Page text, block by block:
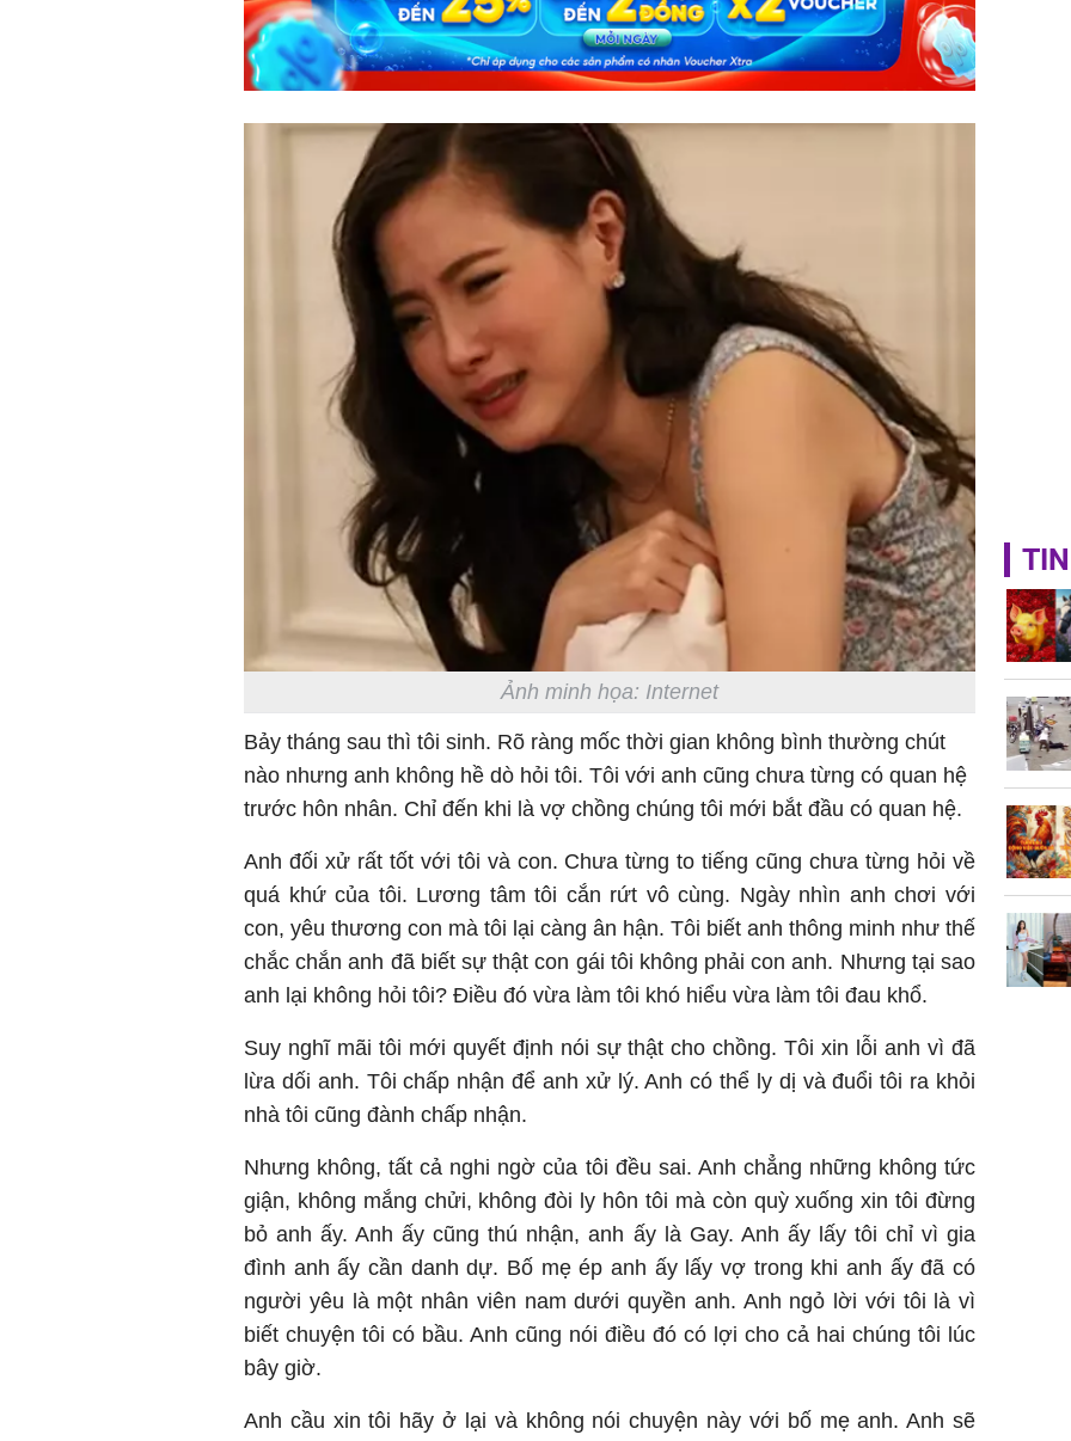
Ảnh minh họa: Internet
Bảy tháng sau thì tôi sinh. Rõ ràng mốc thời gian không bình thường chút
nào nhưng anh không hề dò hỏi tôi. Tôi với anh cũng chưa từng có quan hệ
trước hôn nhân. Chỉ đến khi là vợ chồng chúng tôi mới bắt đầu có quan hệ.
Anh đối xử rất tốt với tôi và con. Chưa từng to tiếng cũng chưa từng hỏi về
quá khứ của tôi. Lương tâm tôi cắn rứt vô cùng. Ngày nhìn anh chơi với
con, yêu thương con mà tôi lại càng ân hận. Tôi biết anh thông minh như thế
chắc chắn anh đã biết sự thật con gái tôi không phải con anh. Nhưng tại sao
anh lại không hỏi tôi? Điều đó vừa làm tôi khó hiểu vừa làm tôi đau khổ.
Suy nghĩ mãi tôi mới quyết định nói sự thật cho chồng. Tôi xin lỗi anh vì đã
lừa dối anh. Tôi chấp nhận để anh xử lý. Anh có thể ly dị và đuổi tôi ra khỏi
nhà tôi cũng đành chấp nhận.
Nhưng không, tất cả nghi ngờ của tôi đều sai. Anh chẳng những không tức
giận, không mắng chửi, không đòi ly hôn tôi mà còn quỳ xuống xin tôi đừng
bỏ anh ấy. Anh ấy cũng thú nhận, anh ấy là Gay. Anh ấy lấy tôi chỉ vì gia
đình anh ấy cần danh dự. Bố mẹ ép anh ấy lấy vợ trong khi anh ấy đã có
người yêu là một nhân viên nam dưới quyền anh. Anh ngỏ lời với tôi là vì
biết chuyện tôi có bầu. Anh cũng nói điều đó có lợi cho cả hai chúng tôi lúc
bây giờ.
Anh cầu xin tôi hãy ở lại và không nói chuyện này với bố mẹ anh. Anh sẽ